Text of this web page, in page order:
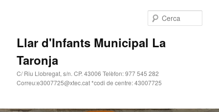
Llar d'Infants Municipal La
Taronja
C/ Riu Llobregat, s/n. CP. 43006 Telèfon: 977 545 282
Correu:e3007725@xtec.cat *codi de centre: 43007725